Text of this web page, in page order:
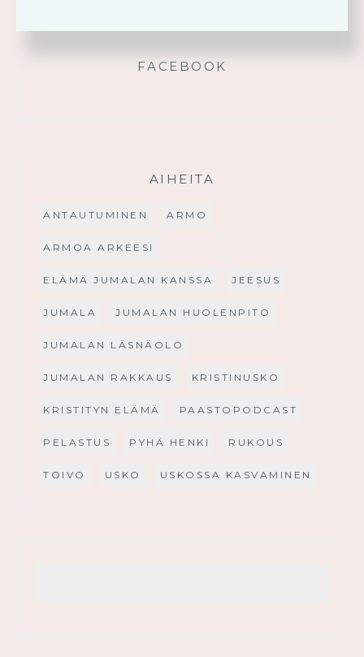
FACEBOOK
AIHEITA
ANTAUTUMINEN ARMO
ARMOA ARKEESI
ELÄMÄ JUMALAN KANSSA JEESUS
JUMALA JUMALAN HUOLENPITO
JUMALAN LÄSNÄOLO
JUMALAN RAKKAUS KRISTINUSKO
KRISTITYN ELÄMÄ PAASTOPODCAST
PELASTUS PYHÄ HENKI RUKOUS
TOIVO USKO USKOSSA KASVAMINEN